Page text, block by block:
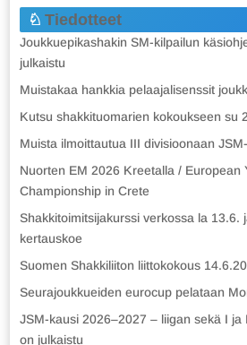
Tiedotteet
Joukkuepikashakin SM-kilpailun
julkaistu
Muistakaa hankkia pelaajalisenssit
Kutsu shakkituomarien kokoukseen su
Muista ilmoittautua III divisioonaan
Nuorten EM 2026 Kreetalla / European
Championship in Crete
Shakkitoimitsijakurssi verkossa la 13.6.
kertauskoe
Suomen Shakkiliiton liittokokous
Seurajoukkueiden eurocup pelataan
JSM-kausi 2026–2027 – liigan sekä I ja
on julkaistu